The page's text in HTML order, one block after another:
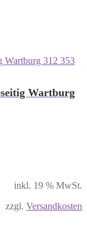
Wartburg
inkl. 19 % MwSt.
zzgl. Versandkosten